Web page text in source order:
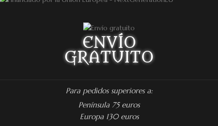
ENVÍO
GRATUITO
Para pedidos superiores a:
Península 75 euros
Europa 130 euros